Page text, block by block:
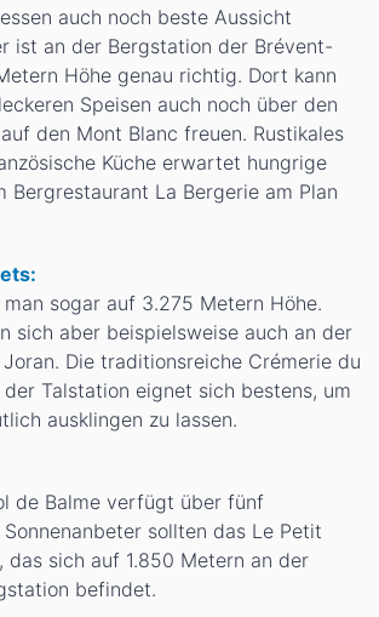
auch noch beste Aussicht
ist an der Bergstation der Brévent-
Höhe genau richtig. Dort kann
Speisen auch noch über den
den Mont Blanc freuen. Rustikales
Küche erwartet hungrige
Bergrestaurant La Bergerie am Plan
sogar auf 3.275 Metern Höhe.
sich aber beispielsweise auch an der
Die traditionsreiche Crémerie du
Talstation eignet sich bestens, um
ausklingen zu lassen.
de Balme verfügt über fünf
sollten das Le Petit
das sich auf 1.850 Metern an der
befindet.